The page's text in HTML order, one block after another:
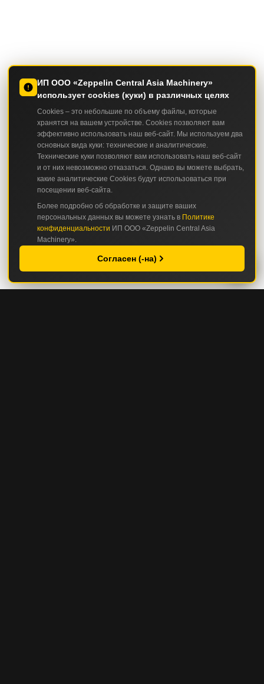
ИП ООО «Zeppelin Central Asia Machinery»
использует cookies (куки) в различных целях
Cookies – это небольшие по объему файлы, которые
хранятся на вашем устройстве. Cookies позволяют вам
эффективно использовать наш веб-сайт. Мы используем два
основных вида куки: технические и аналитические.
Технические куки позволяют вам использовать наш веб-сайт
и от них невозможно отказаться. Однако вы можете выбрать,
какие аналитические Cookies будут использоваться при
посещении веб-сайта.
Более подробно об обработке и защите ваших
персональных данных вы можете узнать в Политике
конфиденциальности ИП ООО «Zeppelin Central Asia
Machinery».
Согласен (-на)